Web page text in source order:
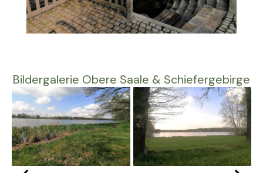
Bildergalerie Obere Saale & Schiefergebirge